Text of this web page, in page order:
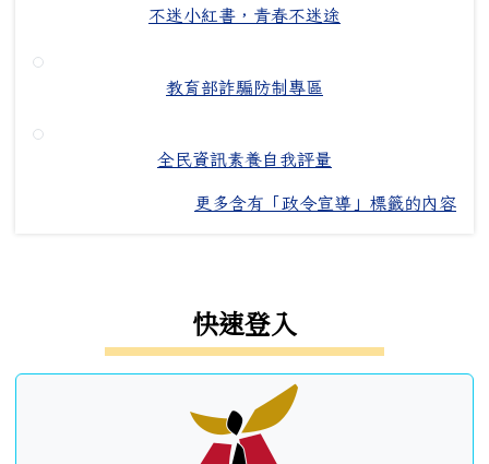
不迷小紅書，青春不迷途
教育部詐騙防制專區
全民資訊素養自我評量
更多含有「政令宣導」標籤的內容
快速登入